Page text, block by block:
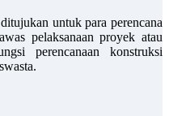
untuk para perencana
pelaksanaan proyek atau
perencanaan konstruksi